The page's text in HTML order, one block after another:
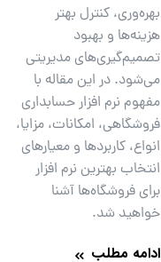
بهره‌وری، کنترل بهتر
هزینه‌ها و بهبود
تصمیم‌گیری‌های مدیریتی
می‌شود. در این مقاله با
مفهوم نرم افزار حسابداری
فروشگاهی، امکانات، مزایا،
انواع، کاربردها و معیارهای
انتخاب بهترین نرم افزار
برای فروشگاه‌ها آشنا
خواهید شد.
ادامه مطلب